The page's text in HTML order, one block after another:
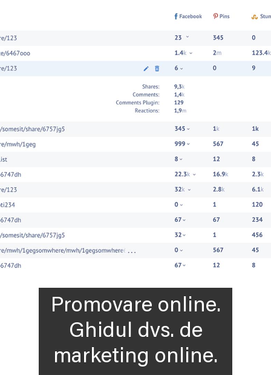
Promovare online.
Ghidul dvs. de
marketing online.